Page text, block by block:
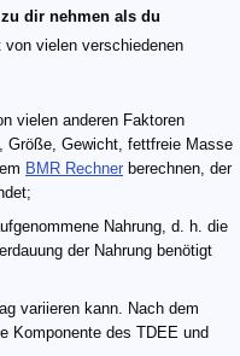
dir nehmen als du
vielen verschiedenen
vielen anderen Faktoren
Größe, Gewicht, fettfreie Masse
BMR Rechner berechnen, der
Nahrung, d. h. die
der Nahrung benötigt
variieren kann. Nach dem
Komponente des TDEE und